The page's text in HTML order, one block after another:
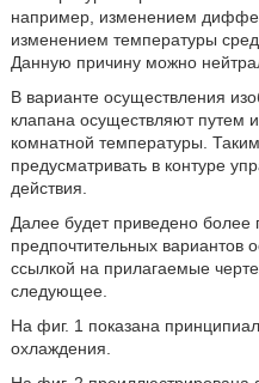
например, изменением
изменением температуры
Данную причину можно
В варианте осуществления
клапана осуществляют путем
комнатной температуры.
предусматривать в контуре
действия.
Далее будет приведено более
предпочтительных вариантов
ссылкой на прилагаемые
следующее.
На фиг. 1 показана
охлаждения.